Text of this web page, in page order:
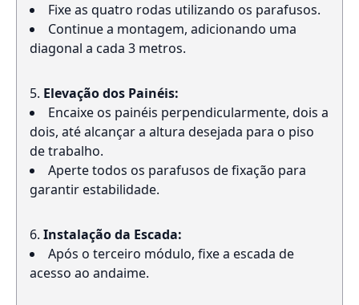
Fixe as quatro rodas utilizando os parafusos.
Continue a montagem, adicionando uma
diagonal a cada 3 metros.
Elevação dos Painéis:
Encaixe os painéis perpendicularmente, dois a
dois, até alcançar a altura desejada para o piso
de trabalho.
Aperte todos os parafusos de fixação para
garantir estabilidade.
Instalação da Escada:
Após o terceiro módulo, fixe a escada de
acesso ao andaime.